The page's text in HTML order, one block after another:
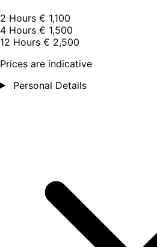
2 Hours € 1,100
4 Hours € 1,500
12 Hours € 2,500
Prices are indicative
Personal Details